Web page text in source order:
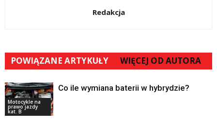
Redakcja
POWIĄZANE ARTYKUŁY WIĘCEJ OD AUTORA
Motocykle na
prawo jazdy
kat. B
Co ile wymiana baterii w hybrydzie?